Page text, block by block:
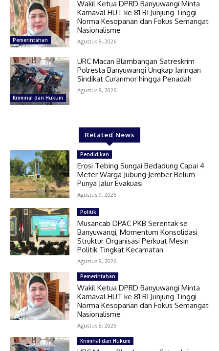
Pemerintahan
Wakil Ketua DPRD Banyuwangi Minta
Karnaval HUT ke 81 RI Junjung Tinggi
Norma Kesopanan dan Fokus Semangat
Nasionalisme
Agustus 8, 2026
Kriminal dan Hukum
URC Macan Blambangan Satreskrim
Polresta Banyuwangi Ungkap Jaringan
Sindikat Curanmor hingga Penadah
Agustus 8, 2026
Related News
Pendidikan
Erosi Tebing Sungai Bedadung Capai 4
Meter Warga Jubung Jember Belum
Punya Jalur Evakuasi
Agustus 9, 2026
Politik
Musancab DPAC PKB Serentak se
Banyuwangi, Momentum Konsolidasi
Struktur Organisasi Perkuat Mesin
Politik Tingkat Kecamatan
Agustus 9, 2026
Pemerintahan
Wakil Ketua DPRD Banyuwangi Minta
Karnaval HUT ke 81 RI Junjung Tinggi
Norma Kesopanan dan Fokus Semangat
Nasionalisme
Agustus 8, 2026
Kriminal dan Hukum